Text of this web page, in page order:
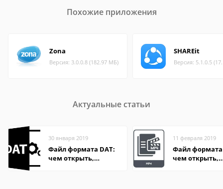
Похожие приложения
Zona
Версия: 3.0.0.8 (182.97 МБ)
SHAREit
Версия: 5.1.0.5
Актуальные статьи
30 января 2019
Файл формата DAT:
чем открыть,
11 февраля 2019
Файл формата
чем открыть,